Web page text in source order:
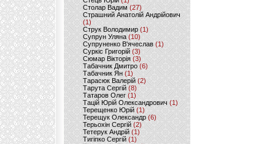
Столар Вадим(27)
Страшний Анатолій Андрійович
(1)
Струк Володимир (1)
Супрун Уляна (10)
Супруненко В'ячеслав (1)
Суркіс Григорій (3)
Сюмар Вікторія (3)
Табачник Дмитро (6)
Табачник Ян(1)
Тарасюк Валерій (2)
Тарута Сергій (8)
Татаров Олег(1)
Тацій Юрій Олександрович(1)
Терещенко Юрій(1)
Терещук Олександр(6)
Терьохін Сергій (2)
Тетерук Андрій (1)
Тигіпко Сергій(1)